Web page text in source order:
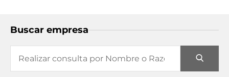
Buscar empresa